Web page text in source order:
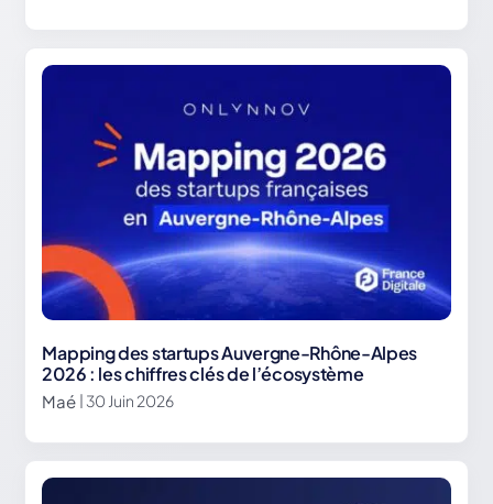
Mapping des startups Auvergne-Rhône-Alpes
2026 : les chiffres clés de l’écosystème
Maé | 30 Juin 2026